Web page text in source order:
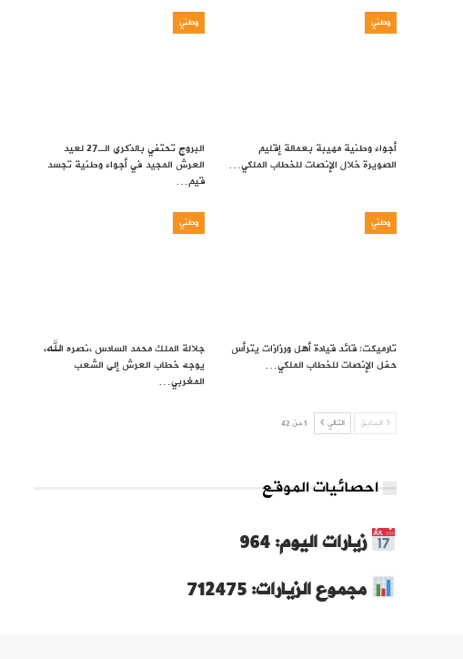
وطني
أجواء وطنية مهيبة بعمالة إقليم
الصويرة خلال الإنصات للخطاب الملكي…
وطني
البروج تحتفي بالذكرى الـ27 لعيد
العرش المجيد في أجواء وطنية تجسد
قيم…
وطني
تارميكت: قائد قيادة أهل ورزازات يترأس
حفل الإنصات للخطاب الملكي…
وطني
جلالة الملك محمد السادس ،نصره الله،
يوجه خطاب العرش إلى الشعب
المغربي…
السابق التالي 1 من 42
احصائيات الموقع
زيارات اليوم: 964
مجموع الزيارات: 712475